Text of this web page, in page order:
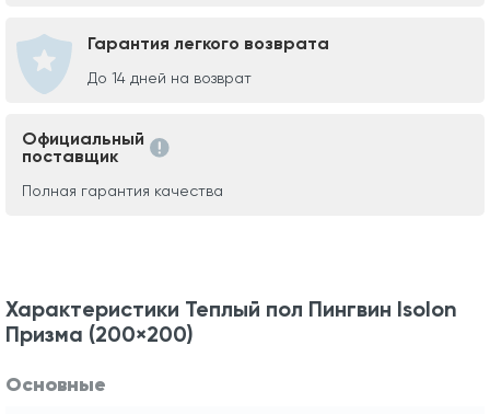
Гарантия легкого возврата
До 14 дней на возврат
Официальный
поставщик
Полная гарантия качества
Характеристики Теплый пол Пингвин Isolon
Призма (200×200)
Основные